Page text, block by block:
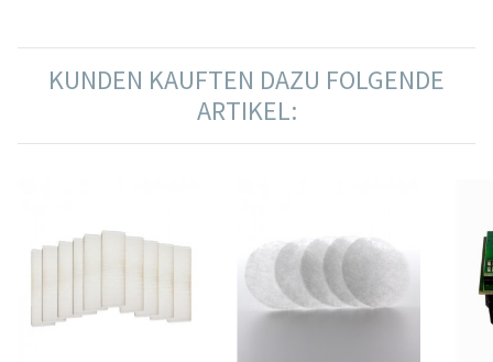
KUNDEN KAUFTEN DAZU FOLGENDE
ARTIKEL: